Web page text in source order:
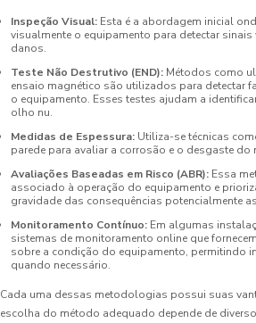
Inspeção Visual: Esta é a abordagem inicial
visualmente o equipamento para detectar
danos.
Teste Não Destrutivo (END): Métodos como
ensaio magnético são utilizados para detectar
o equipamento. Esses testes ajudam a
olho nu.
Medidas de Espessura: Utiliza-se técnicas
parede para avaliar a corrosão e o desgaste
Avaliações Baseadas em Risco (ABR): Essa
associado à operação do equipamento e
gravidade das consequências potencialmente
Monitoramento Contínuo: Em algumas
sistemas de monitoramento online que
sobre a condição do equipamento, permitindo
quando necessário.
Cada uma dessas metodologias possui suas
escolha do método adequado depende de